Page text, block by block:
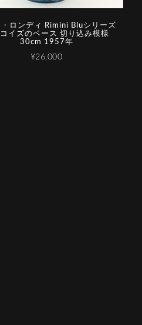
・ロンディ Rimini Bluシリーズ
イズのベース 切り込み模様
30cm 1957年
¥26,000